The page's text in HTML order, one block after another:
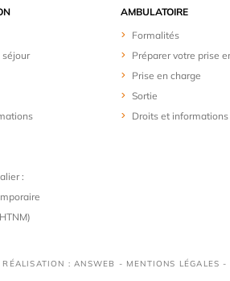
séjour
:
AMBULATOIRE
Formalités
Préparer votre prise
Prise en charge
Sortie
Droits et
: ANSWEB - MENTIONS LÉGALES -